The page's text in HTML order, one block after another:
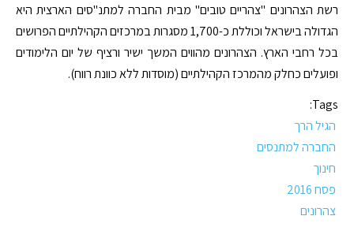
רשת הצהרונים "צהריים טובים" מבית החברה למתנ"סים הארצית היא
הגדולה בישראל וכוללת כ-1,700 מסגרות במרכזים הקהילתיים הפרושים
בכל רחבי הארץ. הצהרונים מהווים המשך ישיר ורציף של יום הלימודים
ופועלים כחלק מהמרכז הקהילתיים (מוסדות ללא כוונת רווח).
Tags:
הגיל הרך
החברה למתנסים
חינוך
פסח 2016
צהרונים